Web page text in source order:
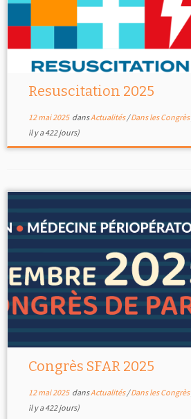
Resuscitation 2025
12 mai 2025dansActualités/Dans les Congrès
il y a 422 jours)
Congrès SFAR 2025
12 mai 2025dansActualités/Dans les Congrès
il y a 422 jours)